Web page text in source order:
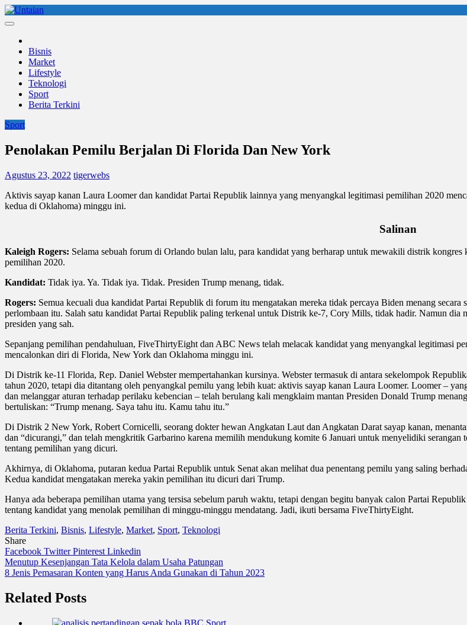
Skip
to
Bisnis
Market
Lifestyle
Teknologi
Sport
Berita Terkini
Sport
Penolakan Pemilu Berjalan Di Florida Dan New York
Agustus 23, 2022 tigerwebs
Aktivis sayap kanan Laura Loomer dan kandidat Partai Republik lainnya yang menyangkal legitimasi pemilihan 2020
kedua di Oklahoma) minggu ini.
Salinan
Kaleigh Rogers: Selama sebuah forum di Orlando bulan lalu, para kandidat yang berharap untuk mewakili distrik
pemilihan 2020.
Kandidat: Tidak iya. Ya. Tidak iya. Tidak. Presiden Trump menang, tidak.
Rogers: Semua kecuali dua kandidat Partai Republik di forum itu mengatakan mereka tidak percaya Biden menang
perlombaan itu. Salah satu kandidat Partai Republik paling terkenal untuk Distrik ke-7, Cory Mills, tidak hadir. Namun dia
presiden yang sah.
Sepanjang pemilihan pendahuluan, FiveThirtyEight dan ABC News telah melacak kandidat yang menyangkal legitimasi
mencalonkan diri di Florida, New York dan Oklahoma minggu ini.
Di Distrik ke-11 Florida, Rep. Daniel Webster mempertahankan kursinya. Webster termasuk di antara sekelompok
tahun 2020, tetapi dia ditantang oleh penyangkal pemilu yang lebih kuat: aktivis sayap kanan Laura Loomer. Loomer –
dan melanggar aturan terhadap perilaku kebencian – telah berulang kali mengklaim mantan Presiden Donald Trump
bertuliskan: “Trump menang. Saya tahu itu. Kamu tahu itu.”
Di Distrik 2 New York, Robert Cornicelli, seorang dokter hewan Angkatan Laut dan Angkatan Darat sayap kanan,
dan “dicurangi,” dan telah mengkritik Garbarino karena memilih mendukung komite 6 Januari untuk menyelidiki
tentang pemilihan yang dicuri.
Akhirnya, di Oklahoma, putaran kedua Partai Republik untuk Senat akan melihat dua penentang pemilu yang saling
Kedua kandidat mengatakan mereka yakin pemilihan itu dicuri dari Trump.
Hanya ada beberapa pemilihan utama yang tersisa sebelum paruh waktu, tetapi dengan begitu banyak calon Partai
tentang kandidat yang menolak pemilihan di minggu-minggu mendatang. Jadi, ikuti bersama FiveThirtyEight.
Berita Terkini, Bisnis, Lifestyle, Market, Sport, Teknologi
Share
Facebook TwitterPinterest Linkedin
Navigasi
pos
Menutup Kesenjangan Tata Kelola dalam Usaha Patungan
8 Jenis Pemasaran Konten yang Harus Anda Gunakan di Tahun 2023
Related Posts